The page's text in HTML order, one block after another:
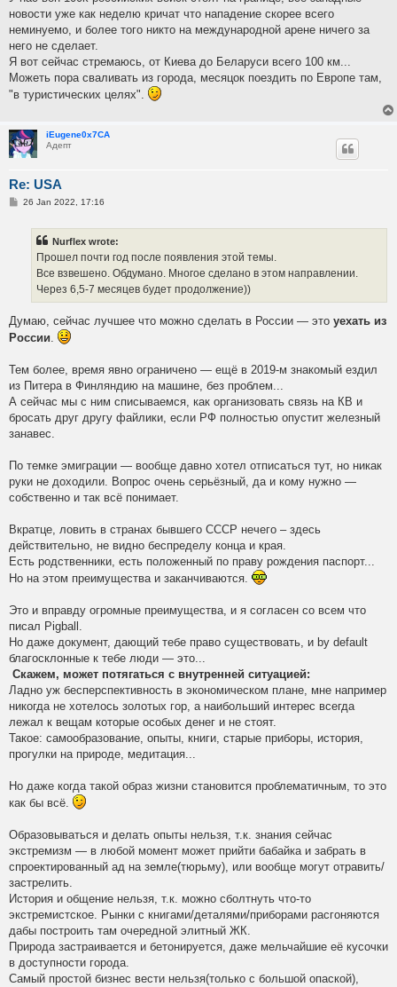
новости уже как неделю кричат что нападение скорее всего
неминуемо, и более того никто на международной арене ничего за
него не сделает.
Я вот сейчас стремаюсь, от Киева до Беларуси всего 100 км...
Можеть пора сваливать из города, месяцок поездить по Европе там,
"в туристических целях".
iEugene0x7CA
Адепт
Re: USA
P26 Jan 2022, 17:16
Nurflex wrote:
Прошел почти год после появления этой темы.
Все взвешено. Обдумано. Многое сделано в этом направлении.
Через 6,5-7 месяцев будет продолжение))
Думаю, сейчас лучшее что можно сделать в России — это уехать из
России.
Тем более, время явно ограничено — ещё в 2019-м знакомый ездил
из Питера в Финляндию на машине, без проблем...
А сейчас мы с ним списываемся, как организовать связь на КВ и
бросать друг другу файлики, если РФ полностью опустит железный
занавес.
По темке эмиграции — вообще давно хотел отписаться тут, но никак
руки не доходили. Вопрос очень серьёзный, да и кому нужно —
собственно и так всё понимает.
Вкратце, ловить в странах бывшего СССР нечего – здесь
действительно, не видно беспределу конца и края.
Есть родственники, есть положенный по праву рождения паспорт...
Но на этом преимущества и заканчиваются.
Это и вправду огромные преимущества, и я согласен со всем что
писал Pigball.
Но даже документ, дающий тебе право существовать, и by default
благосклонные к тебе люди — это...
Скажем, может потягаться с внутренней ситуацией:
Ладно уж бесперспективность в экономическом плане, мне например
никогда не хотелось золотых гор, а наибольший интерес всегда
лежал к вещам которые особых денег и не стоят.
Такое: самообразование, опыты, книги, старые приборы, история,
прогулки на природе, медитация...
Но даже когда такой образ жизни становится проблематичным, то это
как бы всё.
Образовываться и делать опыты нельзя, т.к. знания сейчас
экстремизм — в любой момент может прийти бабайка и забрать в
спроектированный ад на земле(тюрьму), или вообще могут отравить/
застрелить.
История и общение нельзя, т.к. можно сболтнуть что-то
экстремистское. Рынки с книгами/деталями/приборами расгоняются
дабы построить там очередной элитный ЖК.
Природа застраивается и бетонируется, даже мельчайшие её кусочки
в доступности города.
Самый простой бизнес вести нельзя(только с большой опаской),